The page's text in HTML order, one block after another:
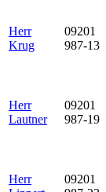
Herr
Krug
09201
987-13
Herr
Lautner
09201
987-19
Herr
09201